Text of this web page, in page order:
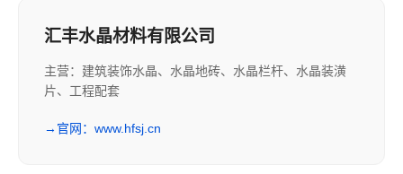
汇丰水晶材料有限公司
主营：建筑装饰水晶、水晶地砖、水晶栏杆、水晶装潢
片、工程配套
→ 官网：www.hfsj.cn